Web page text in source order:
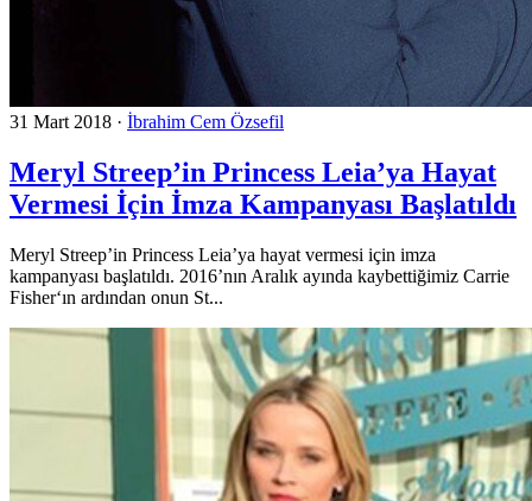
31 Mart 2018 · İbrahim Cem Özsefil
Meryl Streep’in Princess Leia’ya Hayat
Vermesi İçin İmza Kampanyası Başlatıldı
Meryl Streep’in Princess Leia’ya hayat vermesi için imza
kampanyası başlatıldı. 2016’nın Aralık ayında kaybettiğimiz Carrie
Fisher‘ın ardından onun St...